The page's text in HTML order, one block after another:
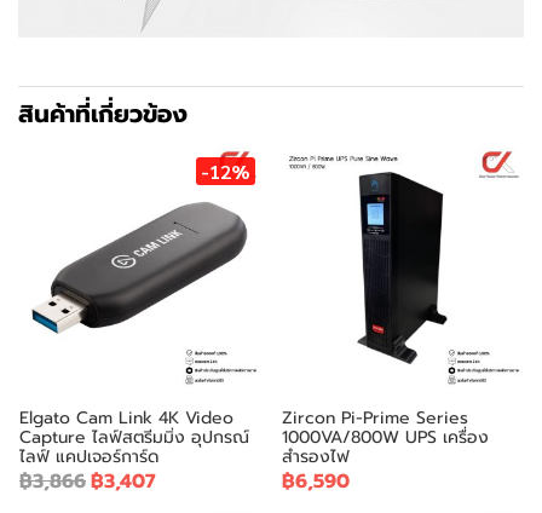
สินค้าที่เกี่ยวข้อง
-12%
Elgato Cam Link 4K Video
Capture ไลฟ์สตรีมมิ่ง อุปกรณ์
ไลฟ์ แคปเจอร์การ์ด
฿3,866฿3,407
Zircon Pi-Prime Series
1000VA/800W UPS เครื่อง
สำรองไฟ
฿6,590